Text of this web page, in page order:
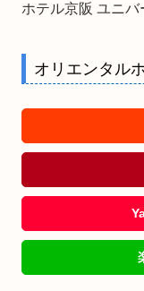
ホテル京阪 ユニ
オリエンタル